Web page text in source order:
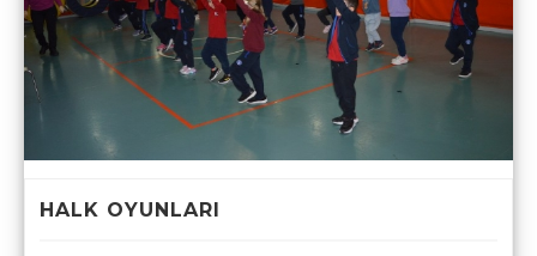
HALK OYUNLARI